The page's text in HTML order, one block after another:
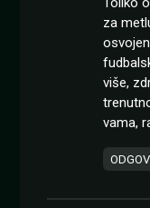
za
više,
vama,